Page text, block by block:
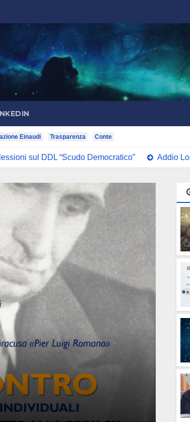
Einaudi Trasparenza Conte
“Scudo Democratico” Addio Lorenzo
marzo 2025